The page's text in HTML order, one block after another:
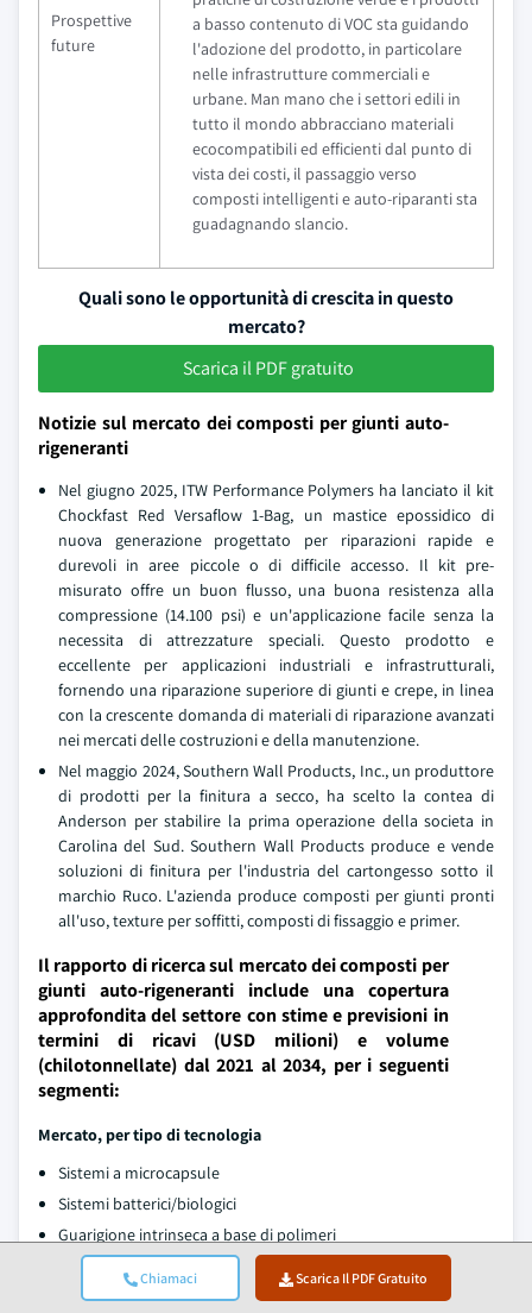
Chiamaci Scarica Il PDF Gratuito
Prospettive
future
a basso contenuto di VOC sta guidando
l'adozione del prodotto, in particolare
nelle infrastrutture commerciali e
urbane. Man mano che i settori edili in
tutto il mondo abbracciano materiali
ecocompatibili ed efficienti dal punto di
vista dei costi, il passaggio verso
composti intelligenti e auto-riparanti sta
guadagnando slancio.
Quali sono le opportunità di crescita in questo
mercato?
Scarica il PDF gratuito
Notizie sul mercato dei composti per giunti auto-
rigeneranti
Nel giugno 2025, ITW Performance Polymers ha lanciato il kit
Chockfast Red Versaflow 1-Bag, un mastice epossidico di
nuova generazione progettato per riparazioni rapide e
durevoli in aree piccole o di difficile accesso. Il kit pre-
misurato offre un buon flusso, una buona resistenza alla
compressione (14.100 psi) e un'applicazione facile senza la
necessita di attrezzature speciali. Questo prodotto e
eccellente per applicazioni industriali e infrastrutturali,
fornendo una riparazione superiore di giunti e crepe, in linea
con la crescente domanda di materiali di riparazione avanzati
nei mercati delle costruzioni e della manutenzione.
Nel maggio 2024, Southern Wall Products, Inc., un produttore
di prodotti per la finitura a secco, ha scelto la contea di
Anderson per stabilire la prima operazione della societa in
Carolina del Sud. Southern Wall Products produce e vende
soluzioni di finitura per l'industria del cartongesso sotto il
marchio Ruco. L'azienda produce composti per giunti pronti
all'uso, texture per soffitti, composti di fissaggio e primer.
Il rapporto di ricerca sul mercato dei composti per
giunti auto-rigeneranti include una copertura
approfondita del settore con stime e previsioni in
termini di ricavi (USD milioni) e volume
(chilotonnellate) dal 2021 al 2034, per i seguenti
segmenti:
Mercato, per tipo di tecnologia
Sistemi a microcapsule
Sistemi batterici/biologici
Guarigione intrinseca a base di polimeri
Sistemi a rete vascolare